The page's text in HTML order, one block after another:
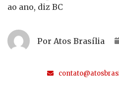
ao ano, diz BC
Por Atos Brasília